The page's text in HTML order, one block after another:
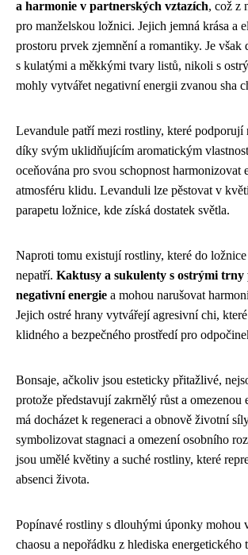
a harmonie v partnerských vztazích, což z
pro manželskou ložnici. Jejich jemná krása a
prostoru prvek zjemnění a romantiky. Je
s kulatými a měkkými tvary listů, nikoli s
mohly vytvářet negativní energii zvanou sha
Levandule patří mezi rostliny, které podporují
díky svým uklidňujícím aromatickým
oceňována pro svou schopnost harmonizovat
atmosféru klidu. Levanduli lze pěstovat v
parapetu ložnice, kde získá dostatek světla.
Naproti tomu existují rostliny, které do
nepatří. Kaktusy a sukulenty s ostrými
negativní energie a mohou narušovat
Jejich ostré hrany vytvářejí agresivní chi,
klidného a bezpečného prostředí pro
Bonsaje, ačkoliv jsou esteticky přitažlivé,
protože představují zakrnělý růst a
má docházet k regeneraci a obnově životní
symbolizovat stagnaci a omezení osobního
jsou umělé květiny a suché rostliny, které
absenci života.
Popínavé rostliny s dlouhými úponky mohou
chaosu a nepořádku z hlediska energetického